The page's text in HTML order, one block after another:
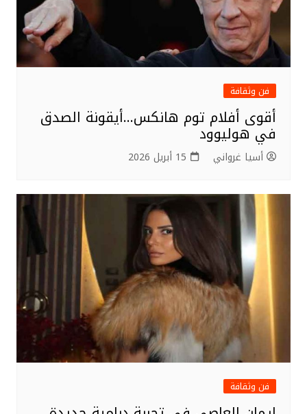
فن وثقافة
أقوى أفلام توم هانكس…أيقونة الصدق
في هوليوود
أسيا غرواني 15 أبريل 2026
فن وثقافة